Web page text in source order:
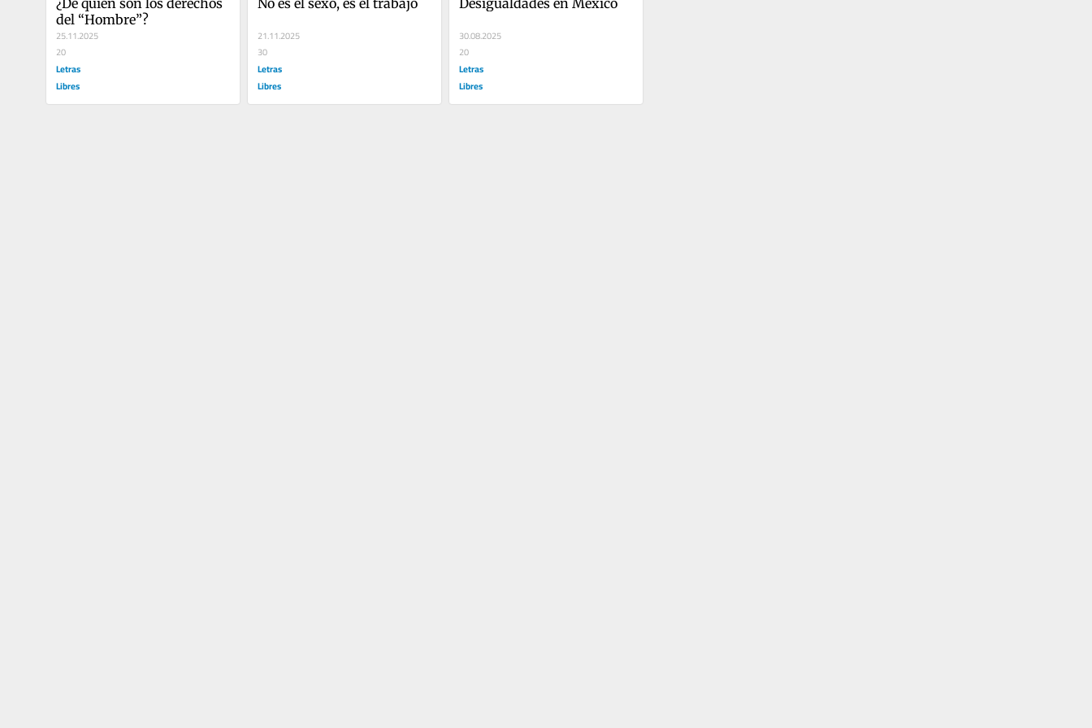
del “Hombre”?
25.11.2025
20
Letras
Libres
21.11.2025
30
Letras
Libres
30.08.2025
20
Letras
Libres